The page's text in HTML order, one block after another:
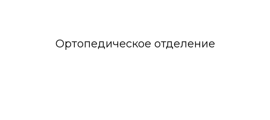
Ортопедическое отделение